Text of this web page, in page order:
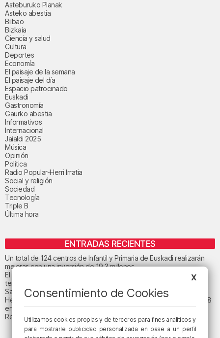
Asteburuko Planak
Asteko abestia
Bilbao
Bizkaia
Ciencia y salud
Cultura
Deportes
Economía
El paisaje de la semana
El paisaje del día
Espacio patrocinado
Euskadi
Gastronomía
Gaurko abestia
Informativos
Internacional
Jaialdi 2025
Música
Opinión
Política
Radio Popular-Herri Irratia
Social y religión
Sociedad
Tecnología
Triple B
Última hora
ENTRADAS RECIENTES
Un total de 124 centros de Infantil y Primaria de Euskadi realizarán
mejoras con una inversión de 19,3 millones
El tiempo este viernes en Bizkaia: subida notable de las
temperaturas máximas
San Juan de Gaztelugatxe cerrará el día del eclipse
Heridas dos personas en un accidente entre tres vehículos en la A8
en Muskiz
Recuperado el cuerpo sin vida de una mujer en la ría de Bilbao
X
Consentimiento de Cookies
Utilizamos cookies propias y de terceros para fines analíticos y
para mostrarle publicidad personalizada en base a un perfil